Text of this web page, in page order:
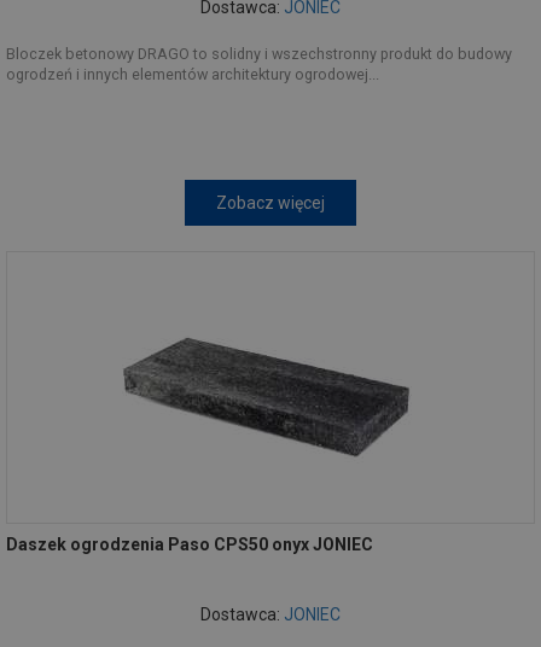
Dostawca: JONIEC
Bloczek betonowy DRAGO to solidny i wszechstronny produkt do budowy
ogrodzeń i innych elementów architektury ogrodowej...
Zobacz więcej
Daszek ogrodzenia Paso CPS50 onyx JONIEC
Dostawca: JONIEC